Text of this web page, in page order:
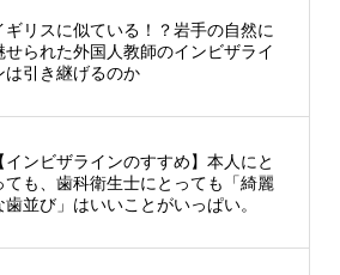
ギリスに似ている！？岩手の自然に
せられた外国人教師のインビザライ
は引き継げるのか
インビザラインのすすめ】本人にと
ても、歯科衛生士にとっても「綺麗
歯並び」はいいことがいっぱい。